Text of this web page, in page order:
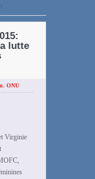
lutte
, ONU
Virginie